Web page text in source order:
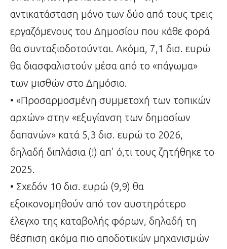
αντικατάσταση μόνο των δύο από τους τρεις
εργαζόμενους του Δημοσίου που κάθε φορά
θα συνταξιοδοτούνται. Ακόμα, 7,1 δισ. ευρώ
θα διασφαλιστούν μέσα από το «πάγωμα»
των μισθών στο Δημόσιο.
• «Προσαρμοσμένη συμμετοχή των τοπικών
αρχών» στην «εξυγίανση των δημοσίων
δαπανών» κατά 5,3 δισ. ευρώ το 2026,
δηλαδή διπλάσια (!) απ’ ό,τι τους ζητήθηκε το
2025.
• Σχεδόν 10 δισ. ευρώ (9,9) θα
εξοικονομηθούν από τον αυστηρότερο
έλεγχο της καταβολής φόρων, δηλαδή τη
θέσπιση ακόμα πιο αποδοτικών μηχανισμών